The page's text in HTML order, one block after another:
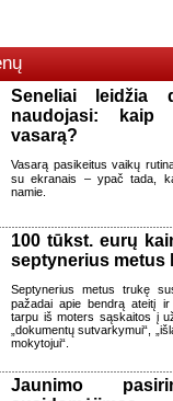
Seneliai leidžia
naudojasi:
vasarą?
Vasarą pasikeitus vaikų
su ekranais – ypač tada,
namie.
100 tūkst. eurų
septynerius metus
Septynerius metus trukę
pažadai apie bendrą ateitį
tarpu iš moters sąskaitos į
„dokumentų sutvarkymui“,
mokytojui“.
Jaunimo